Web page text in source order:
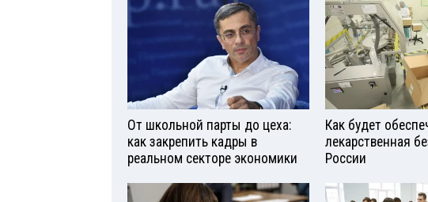
От школьной парты до цеха:
как закрепить кадры в
реальном секторе экономики
Как будет
лекарственная
России